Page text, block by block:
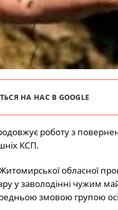
НА НАС В GOOGLE
роботу з
КСП.
обласної
у заволодінні чужим
змовою групою